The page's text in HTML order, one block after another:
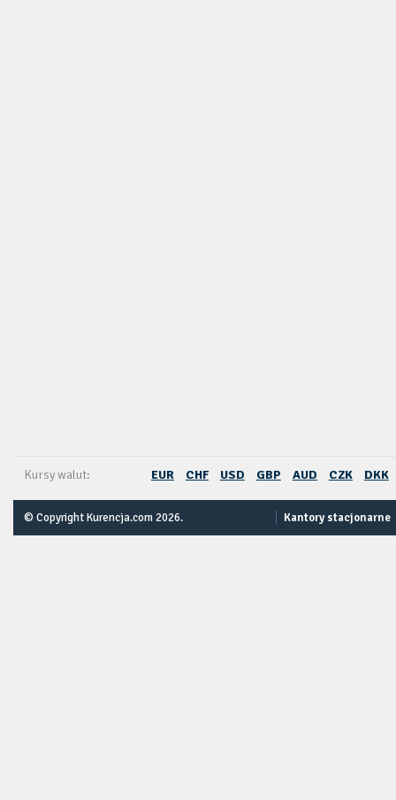
Kursy walut: EUR CHF USD GBP AUD CZK DKK
© Copyright Kurencja.com 2026. Kantory stacjonarne